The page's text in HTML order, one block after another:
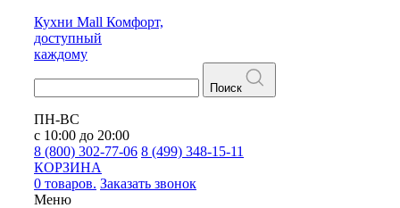
Кухни Mall Комфорт,
доступный
каждому
Поиск
ПН-ВС
с 10:00 до 20:00
8 (800) 302-77-06 8 (499) 348-15-11
КОРЗИНА
0 товаров. Заказать звонок
Меню